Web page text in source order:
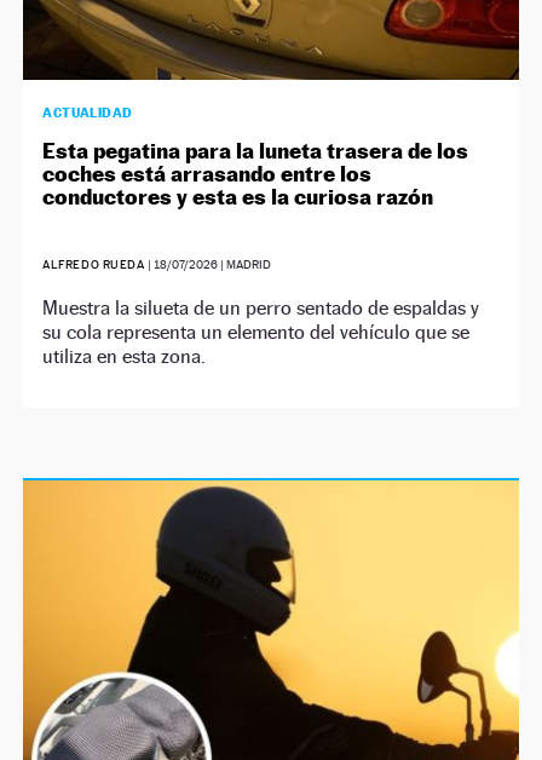
ACTUALIDAD
Esta pegatina para la luneta trasera de los
coches está arrasando entre los
conductores y esta es la curiosa razón
ALFREDO RUEDA | 18/07/2026| MADRID
Muestra la silueta de un perro sentado de espaldas y
su cola representa un elemento del vehículo que se
utiliza en esta zona.